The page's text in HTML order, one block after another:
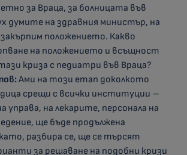
за Враца, за болницата във
думите на здравния министър, на
положението. Какво
на положението и всъщност
криза с педиатри във Враца?
Ами на този етап доколкото
срещи с всички институции –
управа, на лекарите, персонала на
ще бъде продължена
разбира се, ще се търсят
за решаване на подобни кризи